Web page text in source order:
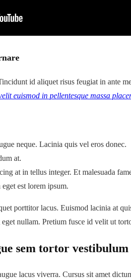
id aliquet risus feugiat in ante
euismod in pellentesque massa
neque. Lacinia quis vel eros donec.
at.
at in tellus integer. Et malesuada
est lorem ipsum.
porttitor lacus. Euismod lacinia at
nullam. Pretium fusce id velit ut
sem tortor vestibulum
lacus viverra. Cursus sit amet